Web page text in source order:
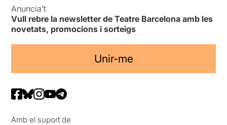
Anuncia’t
Vull rebre la newsletter de Teatre Barcelona amb les
novetats, promocions i sorteigs
Unir-me
Amb el suport de